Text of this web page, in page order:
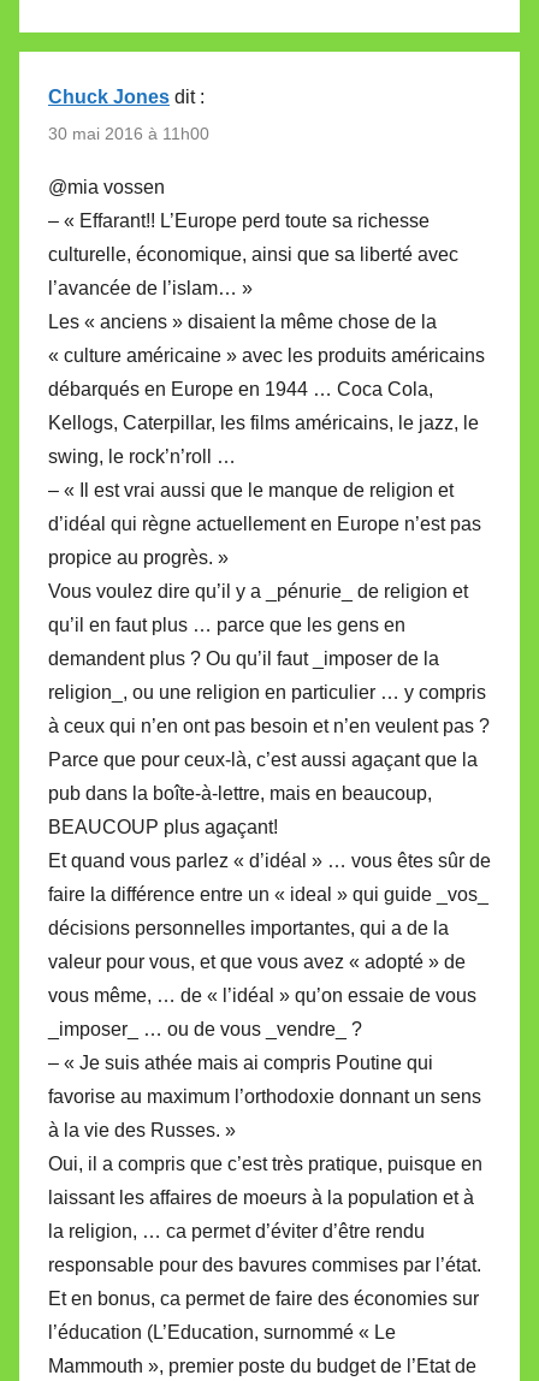
Chuck Jones dit :
30 mai 2016 à 11h00
@mia vossen
– « Effarant!! L’Europe perd toute sa richesse
culturelle, économique, ainsi que sa liberté avec
l’avancée de l’islam… »
Les « anciens » disaient la même chose de la
« culture américaine » avec les produits américains
débarqués en Europe en 1944 … Coca Cola,
Kellogs, Caterpillar, les films américains, le jazz, le
swing, le rock’n’roll …
– « Il est vrai aussi que le manque de religion et
d’idéal qui règne actuellement en Europe n’est pas
propice au progrès. »
Vous voulez dire qu’il y a _pénurie_ de religion et
qu’il en faut plus … parce que les gens en
demandent plus ? Ou qu’il faut _imposer de la
religion_, ou une religion en particulier … y compris
à ceux qui n’en ont pas besoin et n’en veulent pas ?
Parce que pour ceux-là, c’est aussi agaçant que la
pub dans la boîte-à-lettre, mais en beaucoup,
BEAUCOUP plus agaçant!
Et quand vous parlez « d’idéal » … vous êtes sûr de
faire la différence entre un « ideal » qui guide _vos_
décisions personnelles importantes, qui a de la
valeur pour vous, et que vous avez « adopté » de
vous même, … de « l’idéal » qu’on essaie de vous
_imposer_ … ou de vous _vendre_ ?
– « Je suis athée mais ai compris Poutine qui
favorise au maximum l’orthodoxie donnant un sens
à la vie des Russes. »
Oui, il a compris que c’est très pratique, puisque en
laissant les affaires de moeurs à la population et à
la religion, … ca permet d’éviter d’être rendu
responsable pour des bavures commises par l’état.
Et en bonus, ca permet de faire des économies sur
l’éducation (L’Education, surnommé « Le
Mammouth », premier poste du budget de l’Etat de